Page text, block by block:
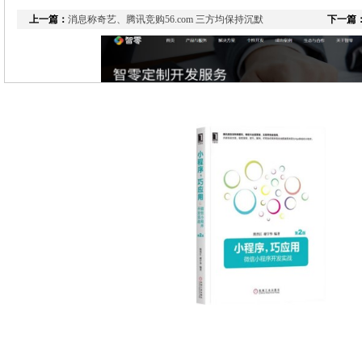
上一篇： 消息称奇艺、腾讯竞购56.com 三方均保持沉默 下一篇